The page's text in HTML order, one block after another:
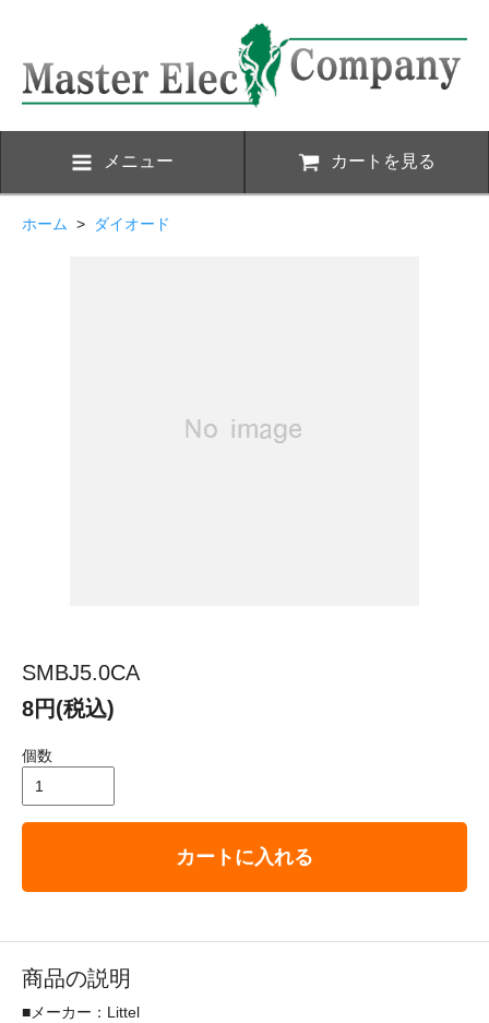
メニュー カートを見る
ホーム > ダイオード
SMBJ5.0CA
8円(税込)
個数
カートに入れる
商品の説明
■メーカー：Littel